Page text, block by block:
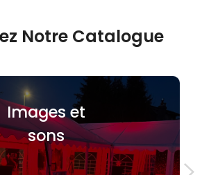
Notre Catalogue
et